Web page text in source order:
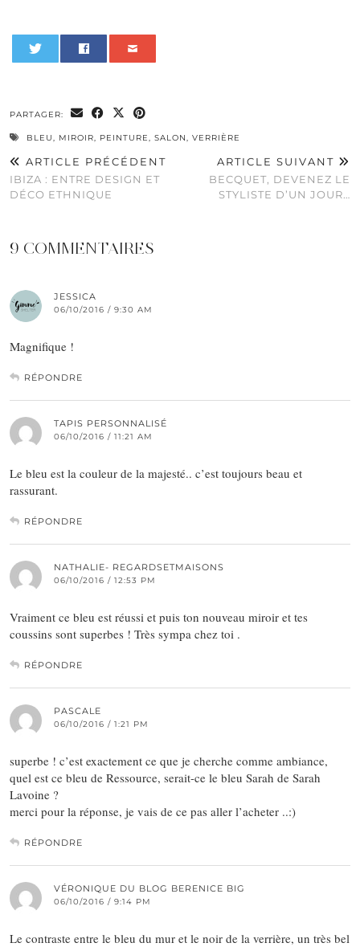
PARTAGER:
BLEU, MIROIR, PEINTURE, SALON, VERRIÈRE
ARTICLE PRÉCÉDENT
IBIZA : ENTRE DESIGN ET
DÉCO ETHNIQUE
ARTICLE SUIVANT
BECQUET, DEVENEZ LE
STYLISTE D’UN JOUR…
9 COMMENTAIRES
JESSICA
06/10/2016 / 9:30 AM
Magnifique !
RÉPONDRE
TAPIS PERSONNALISÉ
06/10/2016 / 11:21 AM
Le bleu est la couleur de la majesté.. c’est toujours beau et
rassurant.
RÉPONDRE
NATHALIE- REGARDSETMAISONS
06/10/2016 / 12:53 PM
Vraiment ce bleu est réussi et puis ton nouveau miroir et tes
coussins sont superbes ! Très sympa chez toi .
RÉPONDRE
PASCALE
06/10/2016 / 1:21 PM
superbe ! c’est exactement ce que je cherche comme ambiance,
quel est ce bleu de Ressource, serait-ce le bleu Sarah de Sarah
Lavoine ?
merci pour la réponse, je vais de ce pas aller l’acheter ..:)
RÉPONDRE
VÉRONIQUE DU BLOG BERENICE BIG
06/10/2016 / 9:14 PM
Le contraste entre le bleu du mur et le noir de la verrière, un très bel